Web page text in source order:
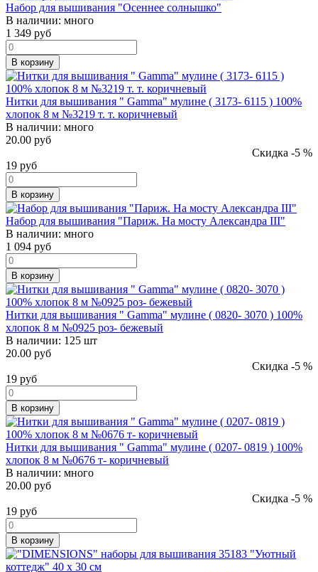
Набор для вышивания "Осеннее солнышко"
В наличии: много
1 349 руб
В корзину
Нитки для вышивания " Gamma" мулине ( 3173- 6115 ) 100%
хлопок 8 м №3219 т. т. коричневый
В наличии: много
20.00 руб
Скидка -5 %
19 руб
В корзину
Набор для вышивания "Париж. На мосту Александра III"
В наличии: много
1 094 руб
В корзину
Нитки для вышивания " Gamma" мулине ( 0820- 3070 ) 100%
хлопок 8 м №0925 роз- бежевый
В наличии: 125 шт
20.00 руб
Скидка -5 %
19 руб
В корзину
Нитки для вышивания " Gamma" мулине ( 0207- 0819 ) 100%
хлопок 8 м №0676 т- коричневый
В наличии: много
20.00 руб
Скидка -5 %
19 руб
В корзину